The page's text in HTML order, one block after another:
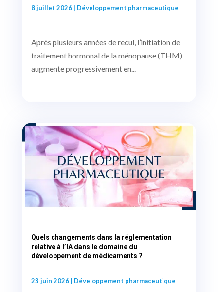
8 juillet 2026| Développement pharmaceutique
Après plusieurs années de recul, l’initiation de
traitement hormonal de la ménopause (THM)
augmente progressivement en...
Quels changements dans la réglementation
relative à l’IA dans le domaine du
développement de médicaments ?
23 juin 2026| Développement pharmaceutique